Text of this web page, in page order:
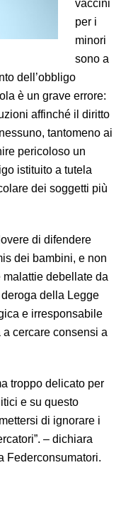
vaccini
per i
minori
sono a
dell’obbligo
è un grave errore:
affinché il diritto
tantomeno ai
pericoloso un
istituito a tutela
dei soggetti più
di difendere
dei bambini, e non
debellate da
della Legge
e irresponsabile
cercare consensi a
troppo delicato per
e su questo
di ignorare i
– dichiara
Federconsumatori.